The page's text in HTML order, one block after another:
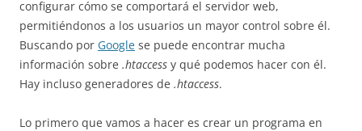
configurar cómo se comportará el servidor web,
permitiéndonos a los usuarios un mayor control sobre él.
Buscando por Google se puede encontrar mucha
información sobre .htaccess y qué podemos hacer con él.
Hay incluso generadores de .htaccess.
Lo primero que vamos a hacer es crear un programa en